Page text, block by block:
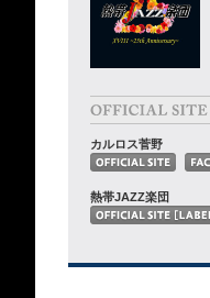
カルロス菅野
熱帯JAZZ楽団